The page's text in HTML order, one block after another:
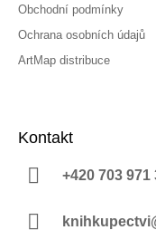
Obchodní podmínky
Ochrana osobních údajů
ArtMap distribuce
Kontakt
+420 703 971